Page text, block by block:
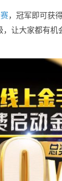
，冠军即可获
，让大家都有机